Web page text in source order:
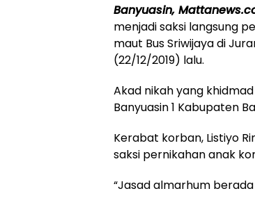
Banyuasin,
menjadi saksi langsung
maut Bus Sriwijaya di
(22/12/2019) lalu.
Akad nikah yang
Banyuasin 1 Kabupaten
Kerabat korban, Listiyo
saksi pernikahan anak
“Jasad almarhum